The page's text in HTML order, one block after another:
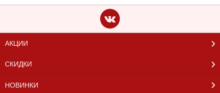
АКЦИИ
СКИДКИ
НОВИНКИ